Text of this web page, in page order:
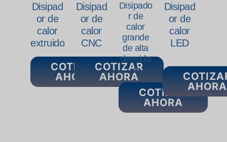
Disipad
or de
calor
extruido
COTIZAR
AHORA
Disipad
or de
calor
CNC
COTIZAR
AHORA
Disipado
r de
calor
grande
de alta
densida
d
COTIZAR
AHORA
Disipad
or de
calor
LED
AHORA